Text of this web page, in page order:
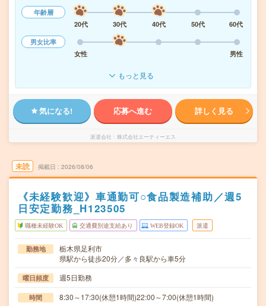
年齢層
20代
30代 40代 50代
60代
男女比率
女性
男性
もっと見る
気になる! 応募へ進む 詳しく見る
派遣会社 株式会社エーティーエス
未読 掲載日 2026/08/06
《未経験歓迎》車通勤可○食品製造補助／週5
日安定勤務_H123505
職種未経験OK 交通費別途支給あり WEB登録OK 派遣
勤務地
栃木県足利市
県駅から徒歩20分／多々良駅から車5分
曜日頻度 週5日勤務
時間 8:30～17:30(休憩1時間)22:00～7:00(休憩1時間)